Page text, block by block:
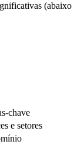
(abaixo
chave
e setores